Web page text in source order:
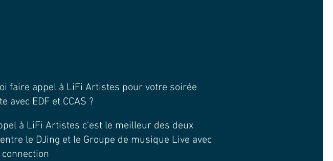
faire appel à LiFi Artistes pour votre soirée
avec EDF et CCAS ?
à LiFi Artistes c'est le meilleur des deux
le DJing et le Groupe de musique Live avec